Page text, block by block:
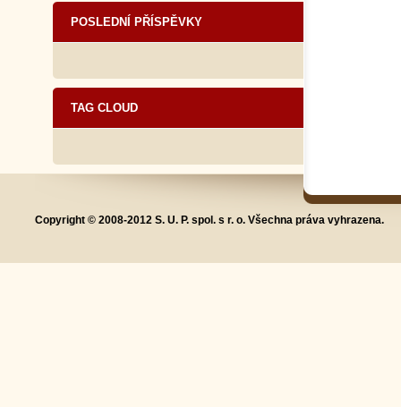
POSLEDNÍ PŘÍSPĚVKY
TAG CLOUD
Copyright © 2008-2012 S. U. P. spol. s r. o. Všechna práva vyhrazena.